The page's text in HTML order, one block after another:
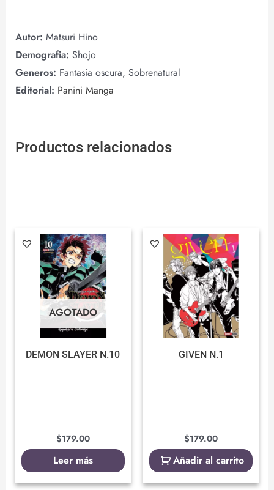
Autor: Matsuri Hino
Demografia: Shojo
Generos: Fantasia oscura, Sobrenatural
Editorial: Panini Manga
Productos relacionados
AGOTADO
DEMON SLAYER N.10
$179.00
Leer más
GIVEN N.1
$179.00
Añadir al carrito